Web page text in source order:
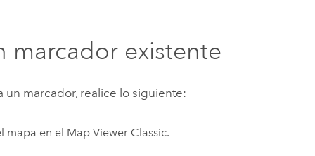
marcador existente
un marcador, realice lo siguiente:
mapa en el Map Viewer Classic.